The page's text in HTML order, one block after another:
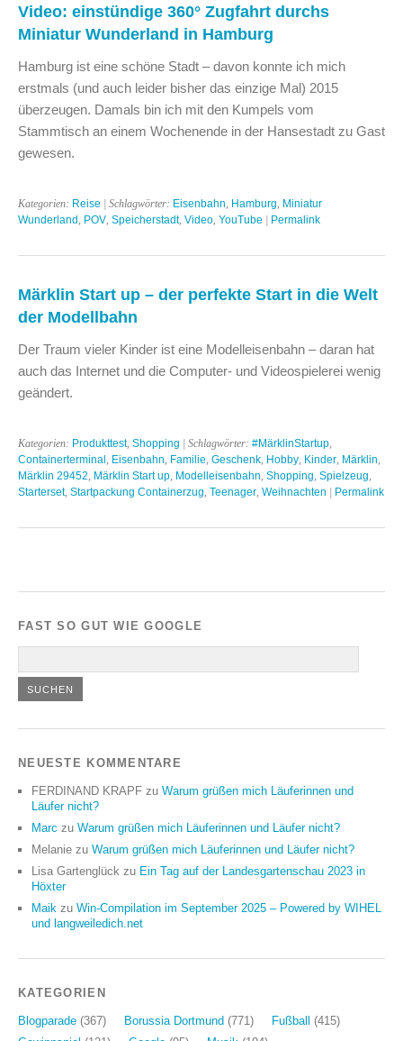
Video: einstündige 360° Zugfahrt durchs
Miniatur Wunderland in Hamburg
Hamburg ist eine schöne Stadt – davon konnte ich mich
erstmals (und auch leider bisher das einzige Mal) 2015
überzeugen. Damals bin ich mit den Kumpels vom
Stammtisch an einem Wochenende in der Hansestadt zu Gast
gewesen.
Kategorien: Reise | Schlagwörter: Eisenbahn Hamburg Miniatur
Wunderland POV Speicherstadt, Video YouTube | Permalink
Märklin Start up – der perfekte Start in die Welt
der Modellbahn
Der Traum vieler Kinder ist eine Modelleisenbahn – daran hat
auch das Internet und die Computer- und Videospielerei wenig
geändert.
Kategorien: Produkttest, Shopping | Schlagwörter: #MärklinStartup
Containerterminal Eisenbahn Familie Geschenk Hobby Kinder Märklin
Märklin 29452 Märklin Start up Modelleisenbahn Shopping Spielzeug
Starterset, Startpackung Containerzug Teenager Weihnachten | Permalink
FAST SO GUT WIE GOOGLE
NEUESTE KOMMENTARE
FERDINAND KRAPF zu Warum grüßen mich Läuferinnen und
Läufer nicht?
Marc zu Warum grüßen mich Läuferinnen und Läufer nicht?
Melanie zu Warum grüßen mich Läuferinnen und Läufer nicht?
Lisa Gartenglück zu Ein Tag auf der Landesgartenschau 2023 in
Höxter
Maik zu Win-Compilation im September 2025 – Powered by WIHEL
und langweiledich.net
KATEGORIEN
Blogparade (367) Borussia Dortmund (771) Fußball
(415)